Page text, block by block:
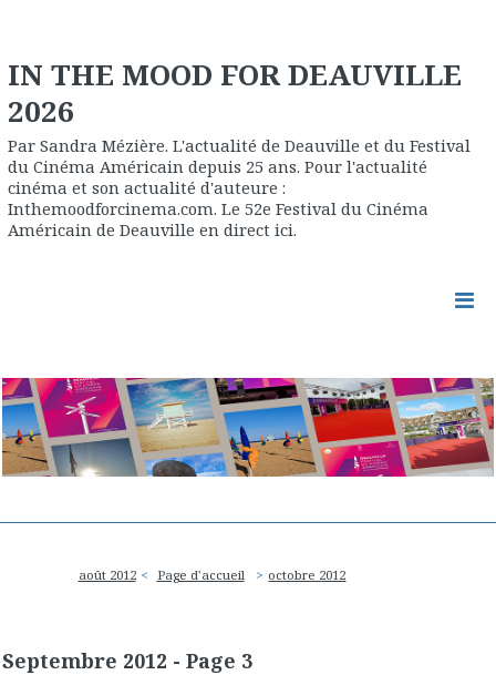
IN THE MOOD FOR DEAUVILLE
2026
Par Sandra Mézière. L'actualité de Deauville et du Festival
du Cinéma Américain depuis 25 ans. Pour l'actualité
cinéma et son actualité d'auteure :
Inthemoodforcinema.com. Le 52e Festival du Cinéma
Américain de Deauville en direct ici.
août 2012 Page d'accueil octobre 2012
Septembre 2012 - Page 3